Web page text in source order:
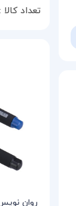
تعداد کالا :